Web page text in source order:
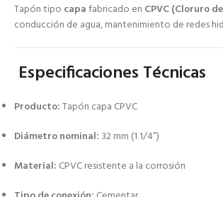
Tapón tipo capafabricado en CPVC (Cloruro
conducción de agua, mantenimiento de redes
Especificaciones Técnicas
Producto:Tapón capa CPVC
Diámetro nominal: 32 mm (1 1/4”)
Material: CPVC resistente a la corrosión